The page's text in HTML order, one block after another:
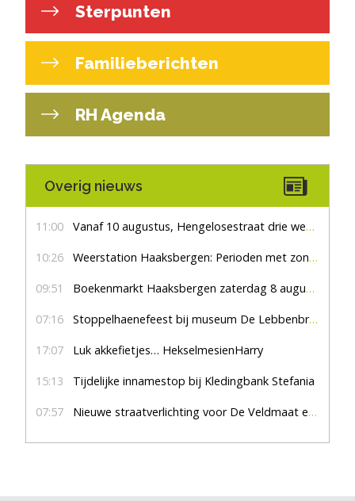
Sterpunten
Familieberichten
RH Agenda
Overig nieuws
11:00 Vanaf 10 augustus, Hengelosestraat drie weken dicht voor doorgaand verkeer
10:26 Weerstation Haaksbergen: Perioden met zon en droog
09:51 Boekenmarkt Haaksbergen zaterdag 8 augustus, marktplein Haaksbergen
07:16 Stoppelhaenefeest bij museum De Lebbenbrugge
17:07 Luk akkefietjes… HekselmesienHarry
15:13 Tijdelijke innamestop bij Kledingbank Stefania
07:57 Nieuwe straatverlichting voor De Veldmaat en De Pas